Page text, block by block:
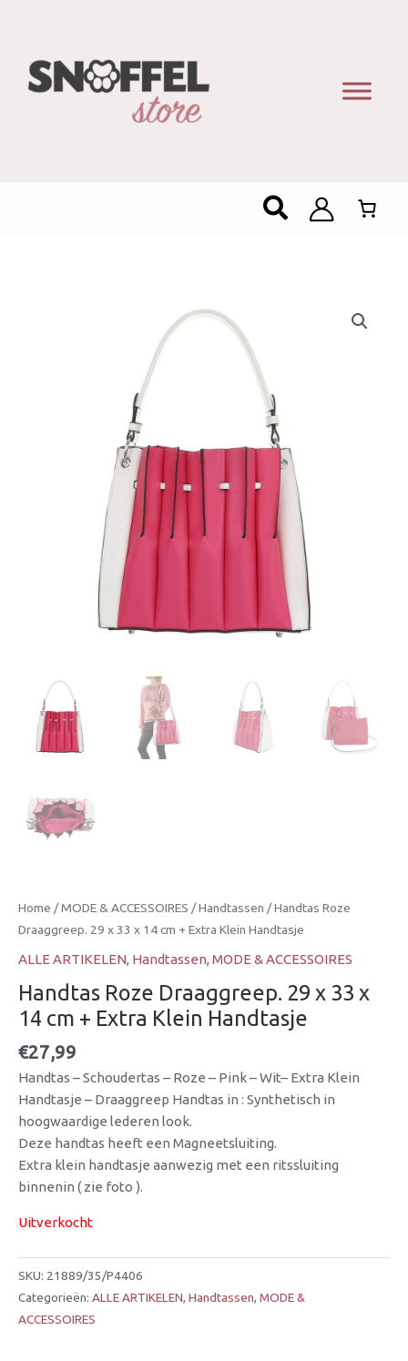
Zoeken
Home /MODE & ACCESSOIRES /Handtassen / Handtas Roze
Draaggreep. 29 x 33 x 14 cm + Extra Klein Handtasje
ALLE ARTIKELEN, Handtassen, MODE & ACCESSOIRES
Handtas Roze Draaggreep. 29 x 33 x
14 cm + Extra Klein Handtasje
€27,99
Handtas – Schoudertas – Roze – Pink – Wit– Extra Klein
Handtasje – Draaggreep Handtas in : Synthetisch in
hoogwaardige lederen look.
Deze handtas heeft een Magneetsluiting.
Extra klein handtasje aanwezig met een ritssluiting
binnenin ( zie foto ).
Uitverkocht
SKU: 21889/35/P4406
Categorieën: ALLE ARTIKELEN, Handtassen, MODE &
ACCESSOIRES